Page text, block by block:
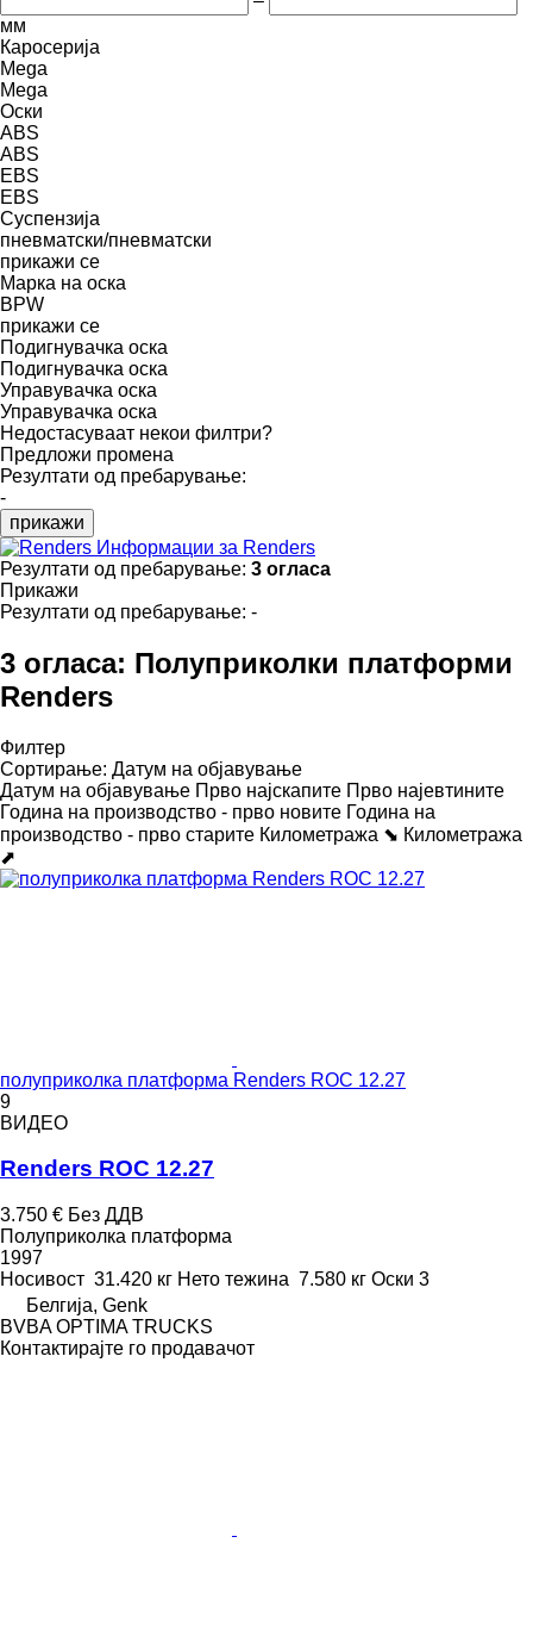
мм
Каросерија
Mega
Mega
Оски
ABS
ABS
EBS
EBS
Суспензија
пневматски/пневматски
прикажи се
Марка на оска
BPW
прикажи се
Подигнувачка оска
Подигнувачка оска
Управувачка оска
Управувачка оска
Недостасуваат некои филтри?
Предложи промена
Резултати од пребарување:
-
прикажи
Информации за Renders
Резултати од пребарување: 3 огласа
Прикажи
Резултати од пребарување: -
3 огласа: Полуприколки платформи
Renders
Филтер
Сортирање: Датум на објавување
Датум на објавување Прво најскапите Прво најевтините
Година на производство - прво новите Година на
производство - прво старите Километража ⬊ Километража
⬈
полуприколка платформа Renders ROC 12.27
9
ВИДЕО
Renders ROC 12.27
3.750 € Без ДДВ
Полуприколка платформа
1997
Носивост 31.420 кг Нето тежина 7.580 кг Оски 3
Белгија, Genk
BVBA OPTIMA TRUCKS
Контактирајте го продавачот